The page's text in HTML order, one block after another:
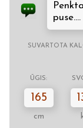
puse....
SUVARTOTA
ŪGIS:
165
cm